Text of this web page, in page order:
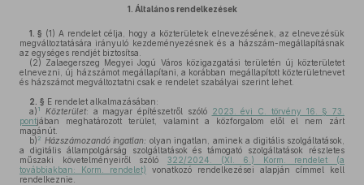
1. Általános rendelkezések
1. § (1) A rendelet célja, hogy a közterületek elnevezésének, az elnevezésük
megváltoztatására irányuló kezdeményezésnek és a házszám-megállapításnak
az egységes rendjét biztosítsa.
(2) Zalaegerszeg Megyei Jogú Város közigazgatási területén új közterületet
elnevezni, új házszámot megállapítani, a korábban megállapított közterületnevet
és házszámot megváltoztatni csak e rendelet szabályai szerint lehet.
2. § E rendelet alkalmazásában:
a) 1 Közterület: a magyar építészetről szóló 2023. évi C. törvény 16. § 73.
pontjában meghatározott terület, valamint a közforgalom elől el nem zárt
magánút.
b) 2 Házszámozandó ingatlan: olyan ingatlan, aminek a digitális szolgáltatások,
a digitális állampolgárság szolgáltatások és támogató szolgáltatások részletes
műszaki követelményeiről szóló 322/2024. (XI. 6.) Korm. rendelet (a
továbbiakban: Korm. rendelet) vonatkozó rendelkezései alapján címmel kell
rendelkeznie.